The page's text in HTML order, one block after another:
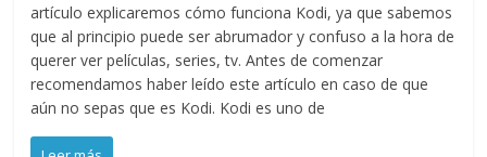
artículo explicaremos cómo funciona Kodi, ya que sabemos
que al principio puede ser abrumador y confuso a la hora de
querer ver películas, series, tv. Antes de comenzar
recomendamos haber leído este artículo en caso de que
aún no sepas que es Kodi. Kodi es uno de